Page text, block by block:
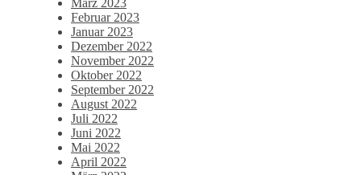
Februar 2023
Januar 2023
Dezember 2022
November 2022
Oktober 2022
September 2022
August 2022
Juli 2022
Juni 2022
Mai 2022
April 2022